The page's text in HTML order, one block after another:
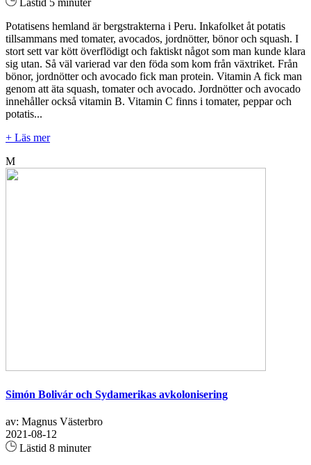
Lästid 5 minuter
Potatisens hemland är bergstrakterna i Peru. Inkafolket åt potatis
tillsammans med tomater, avocados, jordnötter, bönor och squash. I
stort sett var kött överflödigt och faktiskt något som man kunde klara
sig utan. Så väl varierad var den föda som kom från växtriket. Från
bönor, jordnötter och avocado fick man protein. Vitamin A fick man
genom att äta squash, tomater och avocado. Jordnötter och avocado
innehåller också vitamin B. Vitamin C finns i tomater, peppar och
potatis...
+ Läs mer
M
Simón Bolivár och Sydamerikas avkolonisering
av: Magnus Västerbro
2021-08-12
Lästid 8 minuter